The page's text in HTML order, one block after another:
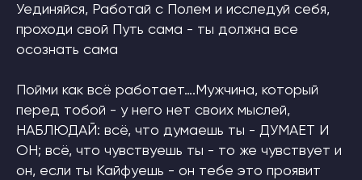
Уединяйся, Работай с Полем и исследуй себя,
проходи свой Путь сама - ты должна все
осознать сама
Пойми как всё работает….Мужчина, который
перед тобой - у него нет своих мыслей,
НАБЛЮДАЙ: всё, что думаешь ты - ДУМАЕТ И
ОН; всё, что чувствуешь ты - то же чувствует и
он, если ты Кайфуешь - он тебе это проявит